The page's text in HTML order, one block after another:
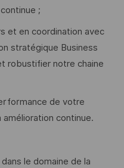
;
et en coordination avec
stratégique Business
robustifier notre chaine
de votre
continue.
dans le domaine de la